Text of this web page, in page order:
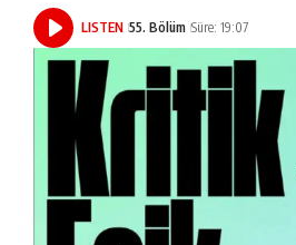
LISTEN 55. Bölüm Süre: 19:07